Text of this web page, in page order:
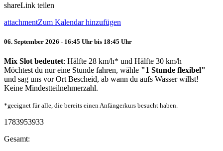
shareLink teilen
attachmentZum Kalendar hinzufügen
06. September 2026 - 16:45 Uhr bis 18:45 Uhr
Mix Slot bedeutet: Hälfte 28 km/h* und Hälfte 30 km/h
Möchtest du nur eine Stunde fahren, wähle "1 Stunde flexibel"
und sag uns vor Ort Bescheid, ab wann du aufs Wasser willst!
Keine Mindestteilnehmerzahl.
*geeignet für alle, die bereits einen Anfängerkurs besucht haben.
1783953933
Gesamt: